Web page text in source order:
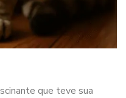
que teve sua